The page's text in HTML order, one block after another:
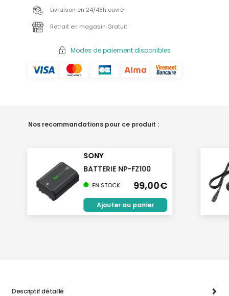
Livraison en 24/48h ouvré
Retrait en magasin Gratuit
Modes de paiement disponibles
Nos recommandations pour ce produit :
SONY
BATTERIE NP-FZ100
99,00€
EN STOCK
Ajouter au panier
Descriptif détaillé